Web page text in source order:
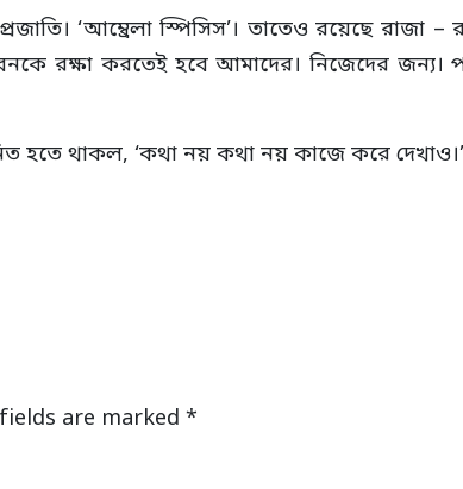
‘আম্ব্রেলা স্পিসিস’। তাতেও রয়েছে
রক্ষা করতেই হবে আমাদের। নিজেদের জন্য।
হতে থাকল, ‘কথা নয় কথা নয় কাজে করে দেখাও।’
are marked *